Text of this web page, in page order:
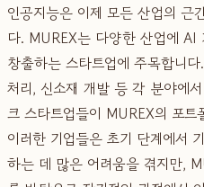
인공지능은 이제 모든 산업의 근
다. MUREX는 다양한 산업에 AI
창출하는 스타트업에 주목합니
처리, 신소재 개발 등 각 분야에
크 스타트업들이 MUREX의 포
이러한 기업들은 초기 단계에서
하는 데 많은 어려움을 겪지만,